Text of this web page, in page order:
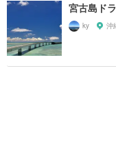
宮古島ド
ky 沖